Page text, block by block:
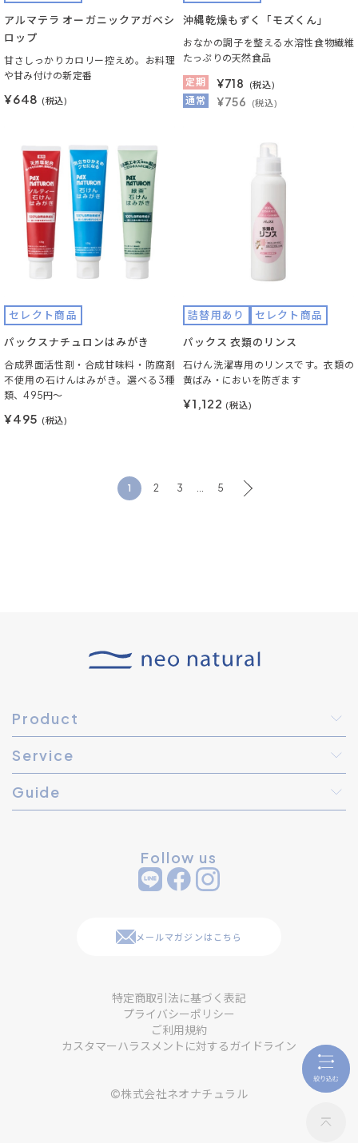
アルマテラ オーガニックアガベシ
ロップ
甘さしっかりカロリー控えめ。お料理
や甘み付けの新定番
¥648 (税込)
沖縄乾燥もずく「モズくん」
おなかの調子を整える水溶性食物繊維
たっぷりの天然食品
定期
¥718 (税込)
通常 ¥756 (税込)
セレクト商品
パックスナチュロンはみがき
合成界面活性剤・合成甘味料・防腐剤
不使用の石けんはみがき。選べる3種
類、495円～
¥495 (税込)
詰替用あり セレクト商品
パックス 衣類のリンス
石けん洗濯専用のリンスです。衣類の
黄ばみ・においを防ぎます
¥1,122 (税込)
1 2 3 ... 5
Product
Service
Guide
Follow us
メールマガジンはこちら
特定商取引法に基づく表記
プライバシーポリシー
ご利用規約
カスタマーハラスメントに対するガイドライン
©株式会社ネオナチュラル